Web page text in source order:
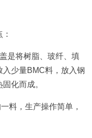
是将树脂、玻纤、填
少量BMC料，放入钢
化而成。
料，生产操作简单，